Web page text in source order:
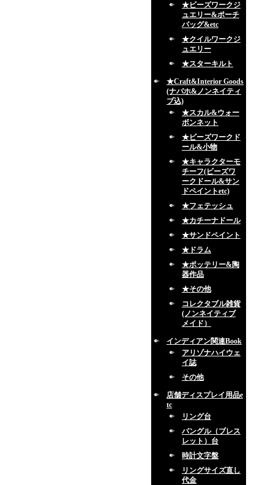
★ビーズワークジ
ュエリー&ポーチ
バッグ&etc
★クイルワークジ
ュエリー
★スターキルト
★Craft&Interior Goods
(ナバホ&ノンネイティ
ブ込)
★スカル&ウォー
ボンネット
★ビーズワークド
ール&小物
★キャラクターモ
チーフ(ビーズワ
ークドール&サン
ドペイントetc)
★フェテッシュ
★カチーナドール
★サンドペイント
★ドラム
★ポッテリー&陶
器作品
★その他
コレクタブル雑貨
(ノンネイティブ
メイド）
インディアン関連Book
アリゾナハイウェ
イ誌
その他
店舗ディスプレイ用品e
tc
リング台
バングル（ブレス
レット）台
時計文字盤
リングサイズ直し
代金